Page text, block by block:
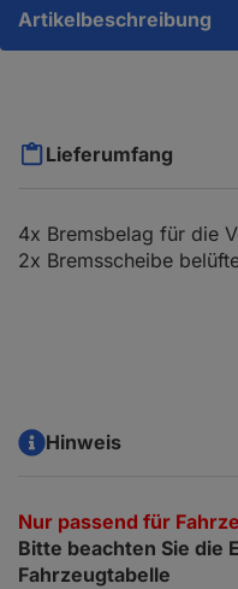
Artikelbeschreibung
Lieferumfang
4x Bremsbelag für die
2x Bremsscheibe
Hinweis
Nur passend für
Bitte beachten Sie die
Fahrzeugtabelle